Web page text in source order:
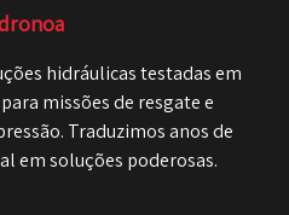
hidráulicas testadas em
missões de resgate e
Traduzimos anos de
em soluções poderosas.